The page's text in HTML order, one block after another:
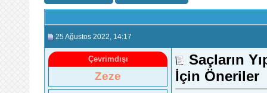
25 Ağustos 2022 , 14:17
Çevrimdışı
Zeze
Saçların
İçin Öneriler